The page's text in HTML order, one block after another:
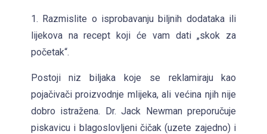
1. Razmislite o isprobavanju biljnih dodataka ili
lijekova na recept koji će vam dati „skok za
početak“.
Postoji niz biljaka koje se reklamiraju kao
pojačivači proizvodnje mlijeka, ali većina njih nije
dobro istražena. Dr. Jack Newman preporučuje
piskavicu i blagoslovljeni čičak (uzete zajedno) i